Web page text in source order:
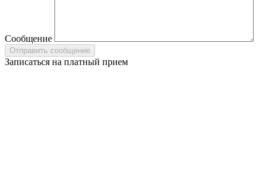
Сообщение
Записаться на платный прием